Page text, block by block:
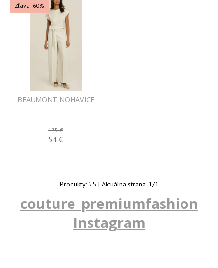
Zľava -60%
BEAUMONT NOHAVICE
135 €
54 €
Produkty: 25 | Aktuálna strana: 1/1
couture_premiumfashion
Instagram